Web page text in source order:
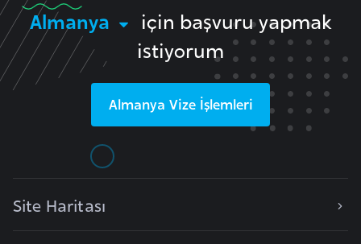
Almanya
için başvuru yapmak
istiyorum
Almanya Vize İşlemleri
Site Haritası
Ç
i
i